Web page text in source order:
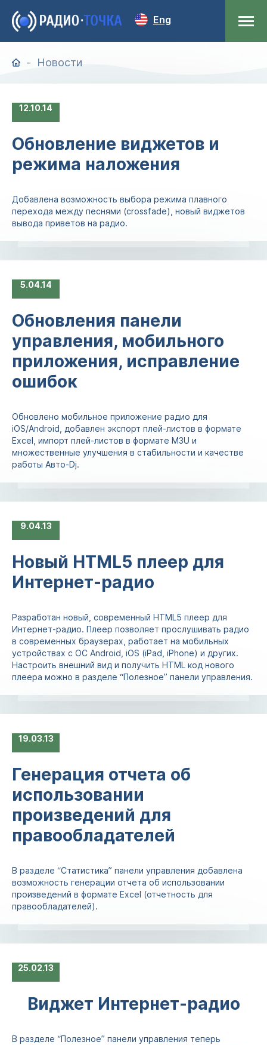
Eng
Новости
12 10.14
Обновление виджетов и
режима наложения
Добавлена возможность выбора режима плавного
перехода между песнями (crossfade), новый виджетов
вывода приветов на радио.
5 04.14
Обновления панели
управления, мобильного
приложения, исправление
ошибок
Обновлено мобильное приложение радио для
iOS/Android, добавлен экспорт плей-листов в формате
Excel, импорт плей-листов в формате M3U и
множественные улучшения в стабильности и качестве
работы Авто-Dj.
9 04.13
Новый HTML5 плеер для
Интернет-радио
Разработан новый, современный HTML5 плеер для
Интернет-радио. Плеер позволяет прослушивать радио
в современных браузерах, работает на мобильных
устройствах c ОС Android, iOS (iPad, iPhone) и других.
Настроить внешний вид и получить HTML код нового
плеера можно в разделе “Полезное” панели управления.
19 03.13
Генерация отчета об
использовании
произведений для
правообладателей
В разделе “Статистика” панели управления добавлена
возможность генерации отчета об использовании
произведений в формате Excel (отчетность для
правообладателей).
25 02.13
Виджет Интернет-радио
В разделе “Полезное” панели управления теперь